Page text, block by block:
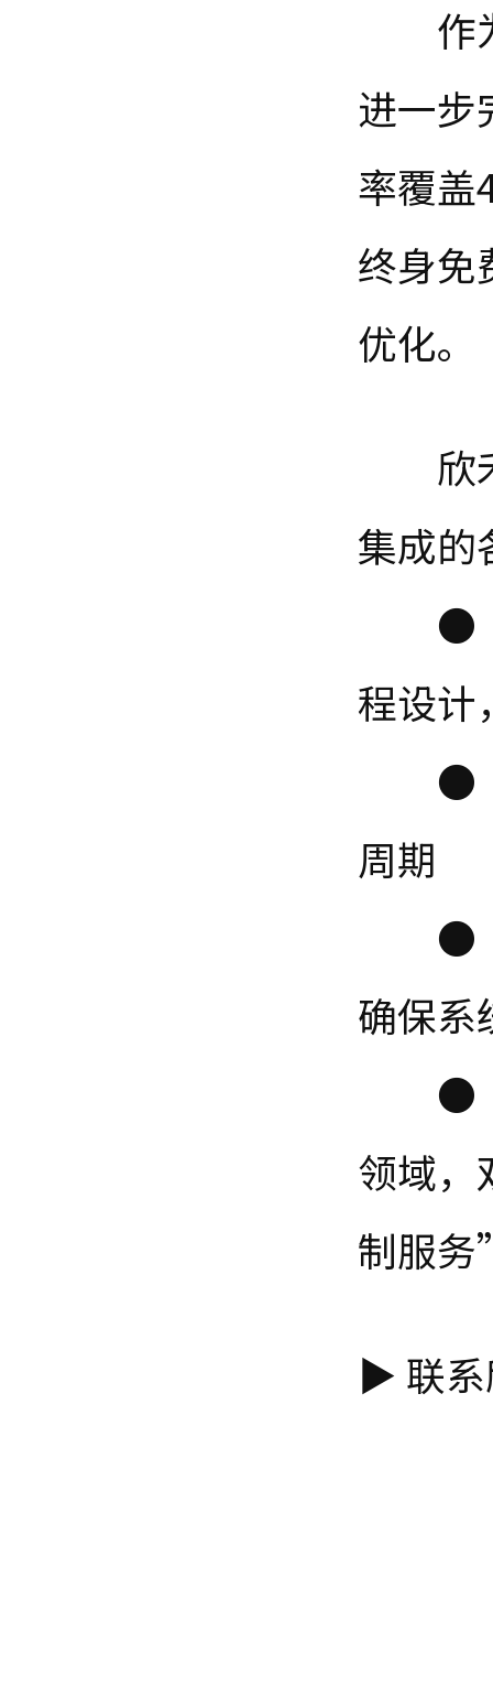
作
进一步
率覆盖
终身免
优化。
欣禾
集成的
● 系
程设
周期
确保系
领域，
制服
▶ 联系